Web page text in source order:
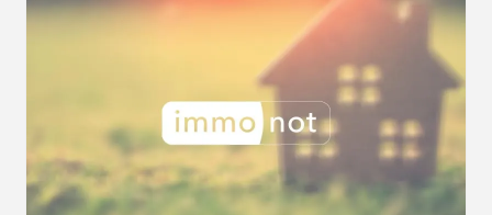
l'extérieur, vous profiterez d'une terrasse surélevée et
d'un jardin arboré, véritable écrin de verdure, parfait pour
les moments de détente et les repas en plein air. Cette
maison s'adresse à des acquéreurs en quête d'un bien
singulier, où le savoir-faire artisanal et le caractère des
lieux priment sur les standards. Une propriété authentique
et pleine de personnalité, à découvrir sans attendre.